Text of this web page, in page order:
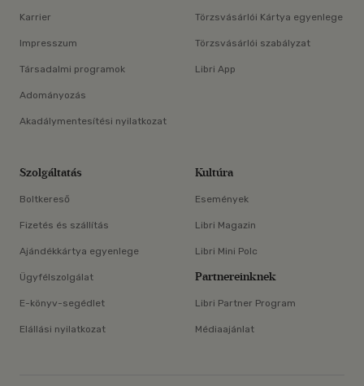
Karrier
Impresszum
Társadalmi programok
Adományozás
Akadálymentesítési nyilatkozat
Törzsvásárlói Kártya egyenlege
Törzsvásárlói szabályzat
Libri App
Szolgáltatás
Boltkereső
Fizetés és szállítás
Ajándékkártya egyenlege
Ügyfélszolgálat
E-könyv-segédlet
Elállási nyilatkozat
Kultúra
Események
Libri Magazin
Libri Mini Polc
Partnereinknek
Libri Partner Program
Médiaajánlat